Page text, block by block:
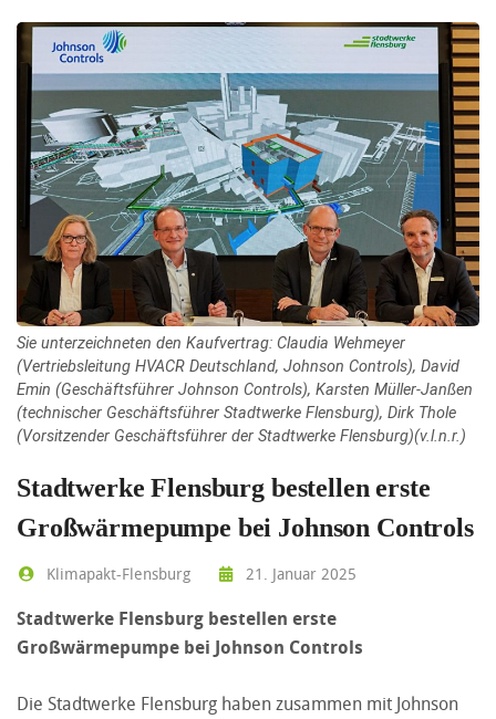
Sie unterzeichneten den Kaufvertrag: Claudia Wehmeyer
(Vertriebsleitung HVACR Deutschland, Johnson Controls), David
Emin (Geschäftsführer Johnson Controls), Karsten Müller-Janßen
(technischer Geschäftsführer Stadtwerke Flensburg), Dirk Thole
(Vorsitzender Geschäftsführer der Stadtwerke Flensburg)(v.l.n.r.)
Stadtwerke Flensburg bestellen erste
Großwärmepumpe bei Johnson Controls
Klimapakt-Flensburg 21. Januar 2025
Stadtwerke Flensburg bestellen erste
Großwärmepumpe bei Johnson Controls
Die Stadtwerke Flensburg haben zusammen mit Johnson